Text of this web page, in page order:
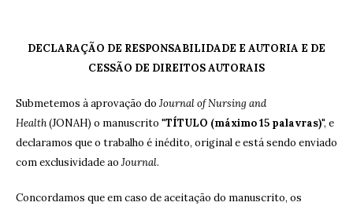
DECLARAÇÃO DE RESPONSABILIDADE E AUTORIA E DE
CESSÃO DE DIREITOS AUTORAIS
Submetemos à aprovação do Journal of Nursing and
Health(JONAH) o manuscrito "TÍTULO (máximo 15 palavras)", e
declaramos que o trabalho é inédito, original e está sendo enviado
com exclusividade ao Journal.
Concordamos que em caso de aceitação do manuscrito, os